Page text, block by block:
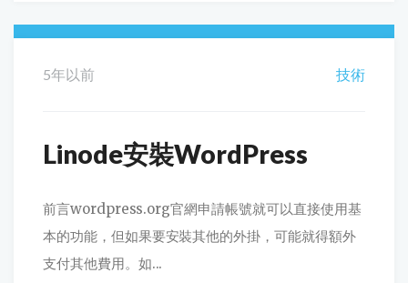
5年以前 技術
Linode安裝WordPress
前言wordpress.org官網申請帳號就可以直接使用基
本的功能，但如果要安裝其他的外掛，可能就得額外
支付其他費用。如...